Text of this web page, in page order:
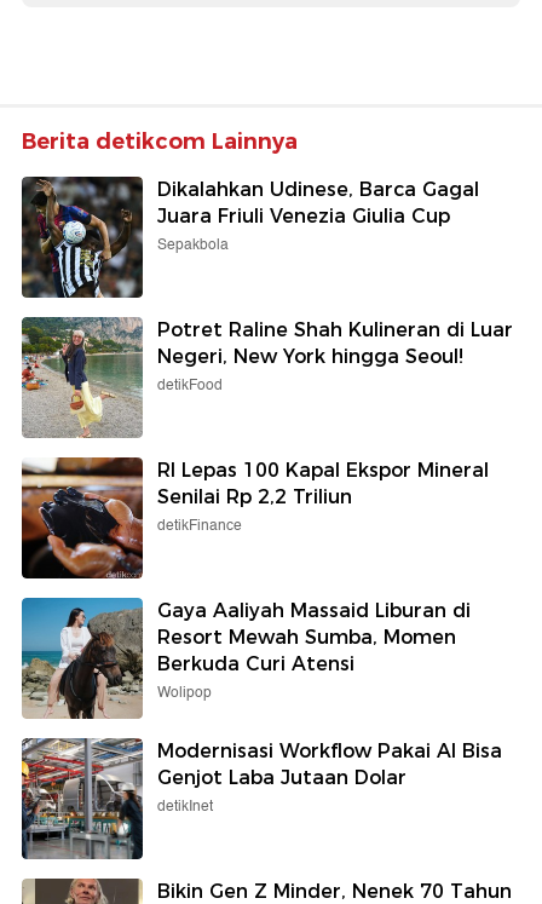
Berita detikcom Lainnya
Dikalahkan Udinese, Barca Gagal
Juara Friuli Venezia Giulia Cup
Sepakbola
Potret Raline Shah Kulineran di Luar
Negeri, New York hingga Seoul!
detikFood
RI Lepas 100 Kapal Ekspor Mineral
Senilai Rp 2,2 Triliun
detikFinance
Gaya Aaliyah Massaid Liburan di
Resort Mewah Sumba, Momen
Berkuda Curi Atensi
Wolipop
Modernisasi Workflow Pakai AI Bisa
Genjot Laba Jutaan Dolar
detikInet
Bikin Gen Z Minder, Nenek 70 Tahun